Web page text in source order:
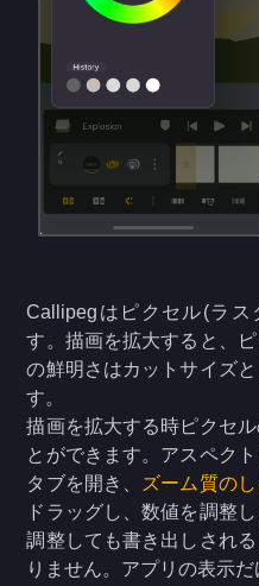
Callipegはピクセル(ラ
す。描画を拡大すると、
の鮮明さはカットサイズ
す。
描画を拡大する時ピクセ
とができます。アスペク
タブを開き、
ズーム質の
ドラッグし、数値を調整
調整しても書き出しされ
りません。アプリの表示だ